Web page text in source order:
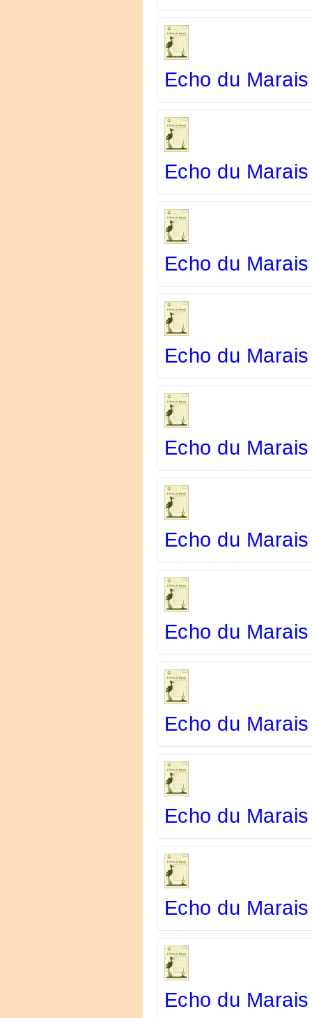
Echo du
Echo du
Echo du
Echo du
Echo du
Echo du
Echo du
Echo du
Echo du
Echo du
Echo du